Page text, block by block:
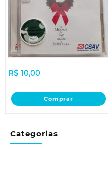
Categorias
R$ 10,00
Comprar